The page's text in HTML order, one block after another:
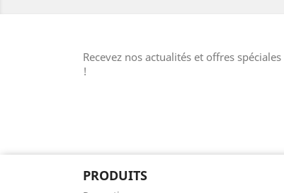
Recevez nos actualités et offres spéciales
!
PRODUITS